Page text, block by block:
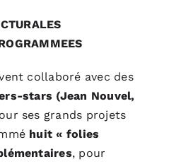
collaboré avec des
stars (Jean Nouvel,
ses grands projets
huit « folies
, pour